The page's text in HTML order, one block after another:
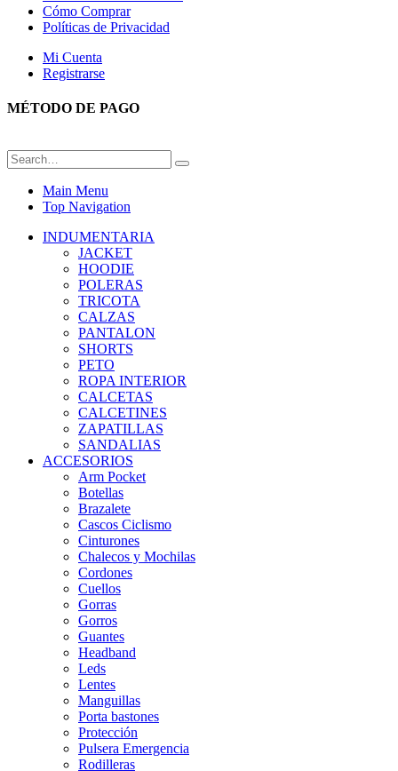
Cómo Comprar
Políticas de Privacidad
Mi Cuenta
Registrarse
MÉTODO DE PAGO
Main Menu
Top Navigation
INDUMENTARIA
JACKET
HOODIE
POLERAS
TRICOTA
CALZAS
PANTALON
SHORTS
PETO
ROPA INTERIOR
CALCETAS
CALCETINES
ZAPATILLAS
SANDALIAS
ACCESORIOS
Arm Pocket
Botellas
Brazalete
Cascos Ciclismo
Cinturones
Chalecos y Mochilas
Cordones
Cuellos
Gorras
Gorros
Guantes
Headband
Leds
Lentes
Manguillas
Porta bastones
Protección
Pulsera Emergencia
Rodilleras